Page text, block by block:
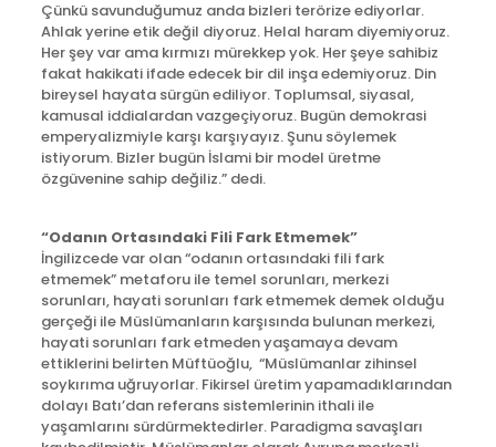
Çünkü savunduğumuz anda bizleri terörize ediyorlar.
Ahlak yerine etik değil diyoruz. Helal haram diyemiyoruz.
Her şey var ama kırmızı mürekkep yok. Her şeye sahibiz
fakat hakikati ifade edecek bir dil inşa edemiyoruz. Din
bireysel hayata sürgün ediliyor. Toplumsal, siyasal,
kamusal iddialardan vazgeçiyoruz. Bugün demokrasi
emperyalizmiyle karşı karşıyayız. Şunu söylemek
istiyorum. Bizler bugün İslami bir model üretme
özgüvenine sahip değiliz.” dedi.
“Odanın Ortasındaki Fili Fark Etmemek”
İngilizcede var olan “odanın ortasındaki fili fark
etmemek” metaforu ile temel sorunları, merkezi
sorunları, hayati sorunları fark etmemek demek olduğu
gerçeği ile Müslümanların karşısında bulunan merkezi,
hayati sorunları fark etmeden yaşamaya devam
ettiklerini belirten Müftüoğlu, “Müslümanlar zihinsel
soykırıma uğruyorlar. Fikirsel üretim yapamadıklarından
dolayı Batı’dan referans sistemlerinin ithali ile
yaşamlarını sürdürmektedirler. Paradigma savaşları